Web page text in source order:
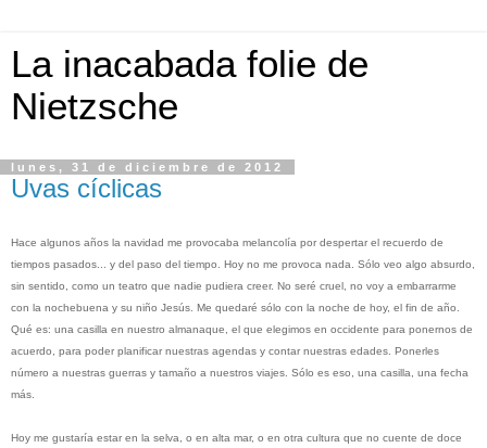
La inacabada folie de
Nietzsche
lunes, 31 de diciembre de 2012
Uvas cíclicas
Hace algunos años la navidad me provocaba melancolía por despertar el recuerdo de
tiempos pasados... y del paso del tiempo. Hoy no me provoca nada. Sólo veo algo absurdo,
sin sentido, como un teatro que nadie pudiera creer. No seré cruel, no voy a embarrarme
con la nochebuena y su niño Jesús. Me quedaré sólo con la noche de hoy, el fin de año.
Qué es: una casilla en nuestro almanaque, el que elegimos en occidente para ponernos de
acuerdo, para poder planificar nuestras agendas y contar nuestras edades. Ponerles
número a nuestras guerras y tamaño a nuestros viajes. Sólo es eso, una casilla, una fecha
más.
Hoy me gustaría estar en la selva, o en alta mar, o en otra cultura que no cuente de doce